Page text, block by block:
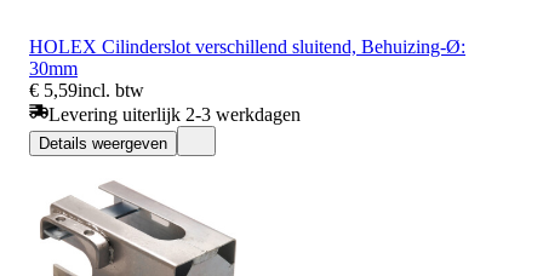
HOLEX Cilinderslot verschillend sluitend, Behuizing-Ø:
30mm
€ 5,59incl. btw
Levering uiterlijk 2-3 werkdagen
Details weergeven